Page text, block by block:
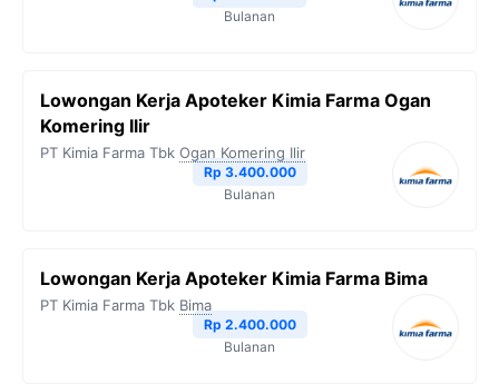
Bulanan
Lowongan Kerja Apoteker Kimia Farma Ogan
Komering Ilir
PT Kimia Farma Tbk Ogan Komering Ilir
Rp 3.400.000
Bulanan
Lowongan Kerja Apoteker Kimia Farma Bima
PT Kimia Farma Tbk Bima
Rp 2.400.000
Bulanan